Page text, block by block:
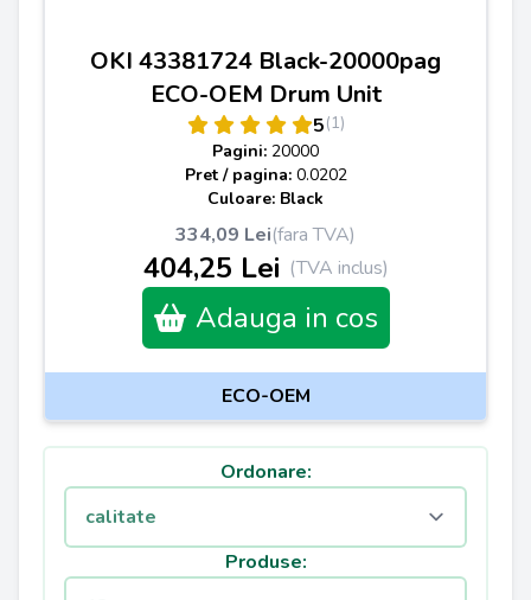
OKI 43381724 Black-20000pag
ECO-OEM Drum Unit
5(1)
Pagini: 20000
Pret / pagina: 0.0202
Culoare: Black
334,09 Lei(fara TVA)
404,25 Lei (TVA inclus)
Adauga in cos
ECO-OEM
Ordonare:
Produse: